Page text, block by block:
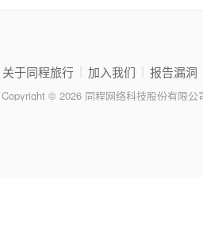
关于同程旅行 加入我们 报告漏洞
Copyright © 2026 同程网络科技股份有限